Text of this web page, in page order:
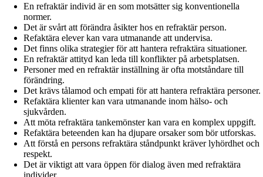
En refraktär individ är en som motsätter sig konventionella
normer.
Det är svårt att förändra åsikter hos en refraktär person.
Refaktära elever kan vara utmanande att undervisa.
Det finns olika strategier för att hantera refraktära situationer.
En refraktär attityd kan leda till konflikter på arbetsplatsen.
Personer med en refraktär inställning är ofta motståndare till
förändring.
Det krävs tålamod och empati för att hantera refraktära personer.
Refaktära klienter kan vara utmanande inom hälso- och
sjukvården.
Att möta refraktära tankemönster kan vara en komplex uppgift.
Refaktära beteenden kan ha djupare orsaker som bör utforskas.
Att förstå en persons refraktära ståndpunkt kräver lyhördhet och
respekt.
Det är viktigt att vara öppen för dialog även med refraktära
individer.